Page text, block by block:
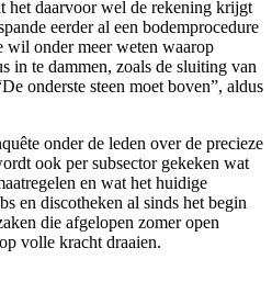
het daarvoor wel de rekening krijgt
eerder al een bodemprocedure
wil onder meer weten waarop
in te dammen, zoals de sluiting van
onderste steen moet boven”, aldus
onder de leden over de precieze
ook per subsector gekeken wat
en wat het huidige
en discotheken al sinds het begin
die afgelopen zomer open
volle kracht draaien.